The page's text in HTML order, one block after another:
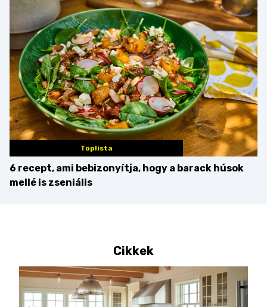
érdemes enni mellé?
Toplista
6 recept, ami bebizonyítja, hogy a barack húsok
mellé is zseniális
Cikkek